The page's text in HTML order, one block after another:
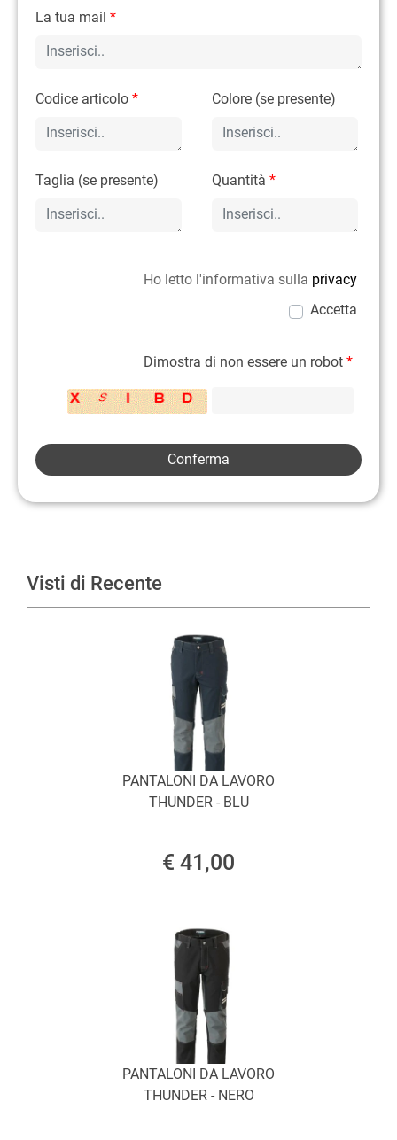
La tua mail *
Codice articolo * Colore (se presente)
Taglia (se presente) Quantità*
Ho letto l'informativa sulla privacy
Accetta
Dimostra di non essere un robot *
Visti di Recente
PANTALONI DA LAVORO
THUNDER - BLU
€ 41,00
PANTALONI DA LAVORO
THUNDER - NERO